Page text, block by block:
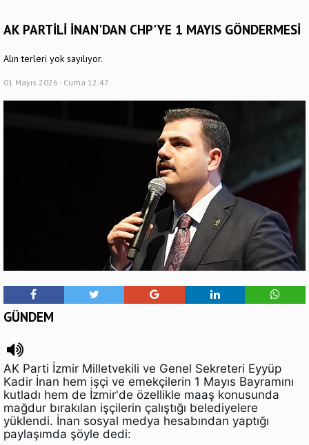
AK PARTİLİ İNAN'DAN CHP'YE 1 MAYIS GÖNDERMESİ
Alın terleri yok sayılıyor.
01 Mayıs 2026 - Cuma 12:47
GÜNDEM
AK Parti İzmir Milletvekili ve Genel Sekreteri Eyyüp
Kadir İnan hem işçi ve emekçilerin 1 Mayıs Bayramını
kutladı hem de İzmir'de özellikle maaş konusunda
mağdur bırakılan işçilerin çalıştığı belediyelere
yüklendi. İnan sosyal medya hesabından yaptığı
paylaşımda şöyle dedi: